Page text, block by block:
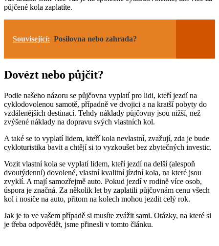
půjčené kola zaplatíte.
Související: Posilovna nebo zahrada?
Dovézt nebo půjčit?
Podle našeho názoru se půjčovna vyplatí pro lidi, kteří jezdí na
cyklodovolenou samotě, případně ve dvojici a na kratší pobyty do
vzdálenějších destinací. Tehdy náklady půjčovny jsou nižší, než
zvýšené náklady na dopravu svých vlastních kol.
A také se to vyplatí lidem, kteří kola nevlastní, zvažují, zda je bude
cykloturistika bavit a chtějí si to vyzkoušet bez zbytečných investic.
Vozit vlastní kola se vyplatí lidem, kteří jezdí na delší (alespoň
dvoutýdenní) dovolené, vlastní kvalitní jízdní kola, na které jsou
zvyklí. A mají samozřejmě auto. Pokud jezdí v rodině více osob,
úspora je značná. Za několik let by zaplatili půjčovnám cenu všech
kol i nosiče na auto, přitom na kolech mohou jezdit celý rok.
Jak je to ve vašem případě si musíte zvážit sami. Otázky, na které si
je třeba odpovědět, jsme přinesli v tomto článku.